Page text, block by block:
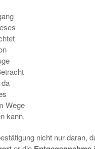
Wege
kann.
nicht nur daran,